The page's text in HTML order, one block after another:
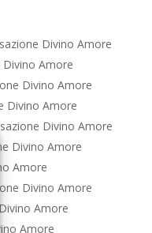
Divino Amore
Divino Amore
Divino Amore
Divino Amore
Divino Amore
Divino Amore
Amore
Divino Amore
Amore
Amore